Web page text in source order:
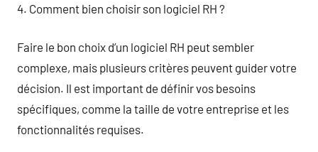
4. Comment bien choisir son logiciel RH ?
Faire le bon choix d’un logiciel RH peut sembler
complexe, mais plusieurs critères peuvent guider votre
décision. Il est important de définir vos besoins
spécifiques, comme la taille de votre entreprise et les
fonctionnalités requises.